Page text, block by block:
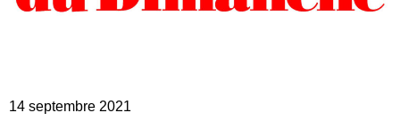
14 septembre 2021